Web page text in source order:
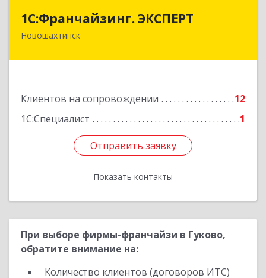
1С:Франчайзинг. ЭКСПЕРТ
Новошахтинск
Клиентов на сопровождении
12
1С:Специалист
1
Отправить заявку
Показать контакты
1С:Франчайзинг. ЭКСПЕРТ
346901, Ростовская обл, Новошахтинск г,
Отправить заявку
Назад
При выборе фирмы-франчайзи в Гуково,
обратите внимание на:
Количество клиентов (договоров ИТС)